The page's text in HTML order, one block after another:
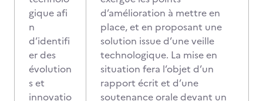
gique afi
n
d’identifi
er des
évolution
s et
innovatio
d’amélioration à mettre en
place, et en proposant une
solution issue d’une veille
technologique. La mise en
situation fera l’objet d’un
rapport écrit et d’une
soutenance orale devant un